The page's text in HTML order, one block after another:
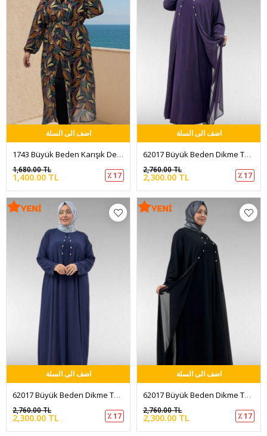
اضف الى السلة
1743 Büyük Beden Karışık Desenli Kolu Lastikli Pareo - Yaprak Desen Hardal
1,400.00 TL
1,680.00 TL
٪ 17
اضف الى السلة
62017 Büyük Beden Dikme Taş Detaylı Sandy-Şifon Elbise - Mürdüm
2,300.00 TL
2,760.00 TL
٪ 17
اضف الى السلة
62017 Büyük Beden Dikme Taş Detaylı Sandy-Şifon Elbise - Lacivert
2,300.00 TL
2,760.00 TL
٪ 17
اضف الى السلة
62017 Büyük Beden Dikme Taş Detaylı Sandy-Şifon Elbise - Siyah
2,300.00 TL
2,760.00 TL
٪ 17